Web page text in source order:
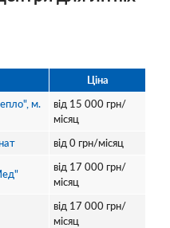
Ціна
м.
від 15 000грн/
місяц
від 0 грн/місяц
від 17 000грн/
місяц
від 17 000 грн/
місяц